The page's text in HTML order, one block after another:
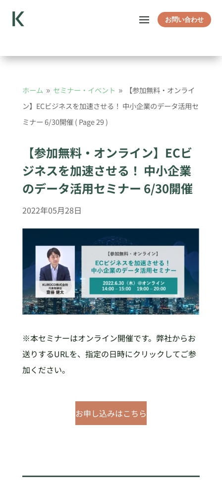
お問い合わせ
ホーム 9 セミナー・イベント 9
【参加無料・オンライ
ン】ECビジネスを加速させる！ 中小企業のデータ活用セ
ミナー 6/30開催( Page 29 )
【参加無料・オンライン】ECビ
ジネスを加速させる！ 中小企業
のデータ活用セミナー 6/30開催
2022年05月28日
※本セミナーはオンライン開催です。弊社からお
送りするURLを、指定の日時にクリックしてご参
加ください。
お申し込みはこちら